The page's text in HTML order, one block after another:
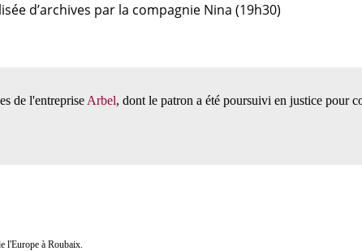
d’archives par la compagnie Nina (19h30)
de l'entreprise Arbel, dont le patron a été poursuivi en justice pour
l'Europe à Roubaix.